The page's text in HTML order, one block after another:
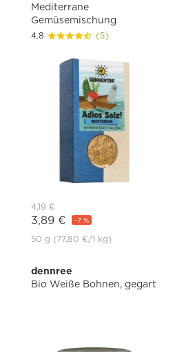
Mediterrane
Gemüsemischung
4.8 (5)
4,19 €
3,89 € -7 %
50 g (77,80 €/1 kg)
dennree
Bio Weiße Bohnen, gegart